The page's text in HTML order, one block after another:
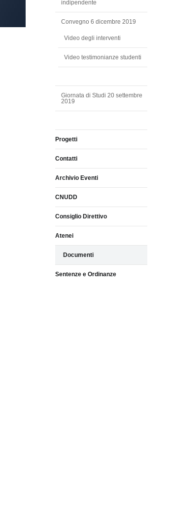
indipendente
Convegno 6 dicembre 2019
Video degli interventi
Video testimonianze studenti
Giornata di Studi 20 settembre
2019
Progetti
Contatti
Archivio Eventi
CNUDD
Consiglio Direttivo
Atenei
Documenti
Sentenze e Ordinanze